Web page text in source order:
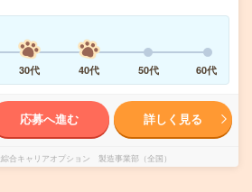
30代 40代 50代 60代
応募へ進む 詳しく見る
合キャリアオプション 製造事業部（全国）